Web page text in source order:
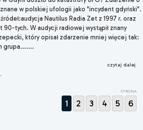
w polskiej ufologii jako "incydent gdyński".
Nautilus Radia Zet z 1997 r. oraz
90-tych. W audycji radiowej wystąpił znany
który opisał zdarzenie mniej więcej tak:
grupa.......
czytaj dalej
STRONA
1 2 3 4 5 6